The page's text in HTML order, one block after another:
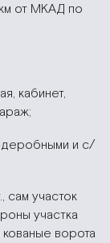
от МКАД по
кабинет,
и с/
сам участок
участка
ворота